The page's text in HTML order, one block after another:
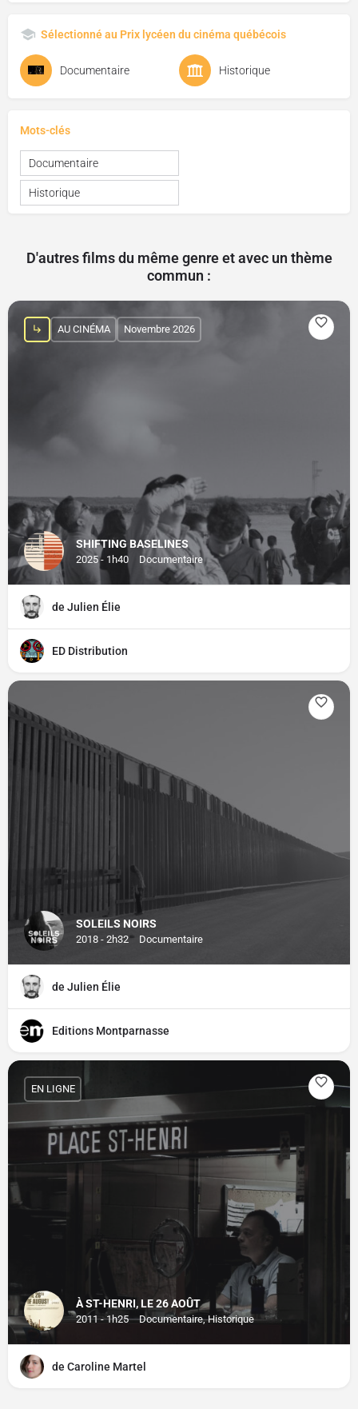
Sélectionné au Prix lycéen du cinéma québécois
Documentaire Historique
Mots-clés
Documentaire
Historique
D'autres films du même genre et avec un thème
commun :
SHIFTING BASELINES
2025 - 1h40 Documentaire
AU CINÉMA Novembre 2026
de Julien Élie
ED Distribution
SOLEILS NOIRS
2018 - 2h32 Documentaire
de Julien Élie
Editions Montparnasse
À ST-HENRI, LE 26 AOÛT
2011 - 1h25 Documentaire, Historique
EN LIGNE
de Caroline Martel